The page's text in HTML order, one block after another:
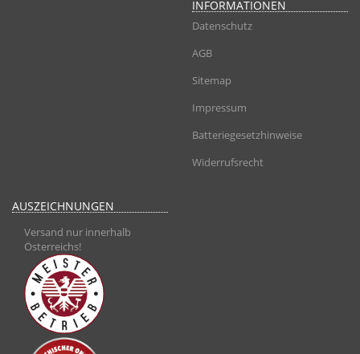
INFORMATIONEN
Datenschutz
AGB
Sitemap
Impressum
Batteriegesetzhinweise
Widerrufsrecht
AUSZEICHNUNGEN
Versand nur innerhalb
Österreichs!